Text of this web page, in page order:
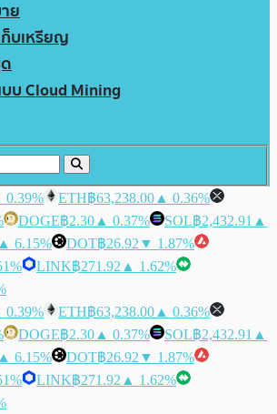
ย
ก็บเหรียญ
บ Cloud Mining
0.39% ETH฿63,238.00 ▲ 0.36%
DOGE฿2.30 ▲ 0.37% SOL฿2,432.91 ▲
▲ 6.15% DOT฿26.92 ▼ 1.87%
LINK฿271.92 ▲ 1.62%
0.39% ETH฿63,238.00 ▲ 0.36%
DOGE฿2.30 ▲ 0.37% SOL฿2,432.91 ▲
▲ 6.15% DOT฿26.92 ▼ 1.87%
LINK฿271.92 ▲ 1.62%